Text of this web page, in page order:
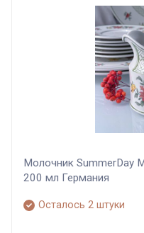
Молочник SummerDay
200 мл Германия
Осталось 2 штуки